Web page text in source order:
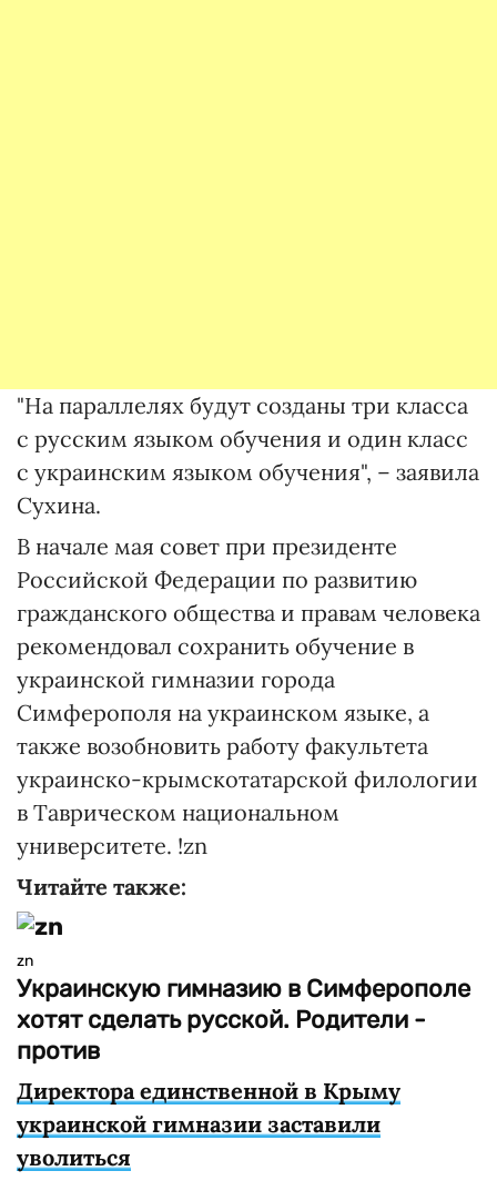
"На параллелях будут созданы три класса
с русским языком обучения и один класс
с украинским языком обучения", – заявила
Сухина.
В начале мая совет при президенте
Российской Федерации по развитию
гражданского общества и правам человека
рекомендовал сохранить обучение в
украинской гимназии города
Симферополя на украинском языке, а
также возобновить работу факультета
украинско-крымскотатарской филологии
в Таврическом национальном
университете. !zn
Читайте также:
zn
Украинскую гимназию в Симферополе
хотят сделать русской. Родители -
против
Директора единственной в Крыму
украинской гимназии заставили
уволиться